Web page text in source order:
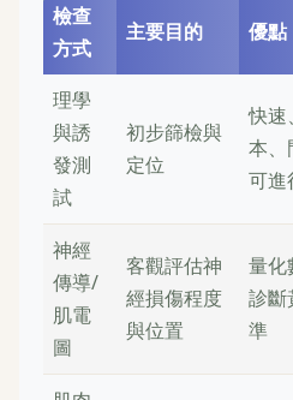
檢查
方式
主要目的 優點
理學
與誘
發測
試
初步篩檢與
定位
快速
本、
可進
神經
傳導/
肌電
圖
客觀評估神
經損傷程度
與位置
量化
診斷
準